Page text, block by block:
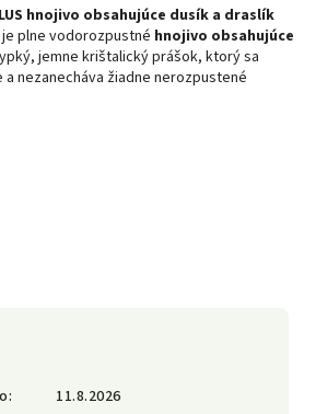
11.8.2026
hnojivo obsahujúce dusík a draslík
je plne vodorozpustné hnojivo obsahujúce
jemne krištalický prášok, ktorý sa
nezanecháva žiadne nerozpustené